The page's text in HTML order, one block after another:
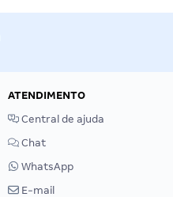
ATENDIMENTO
Central de ajuda
Chat
WhatsApp
E-mail